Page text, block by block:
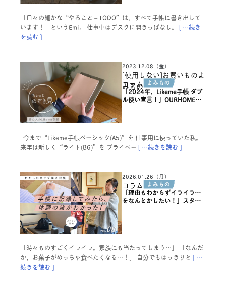
「日々の細かな“やること＝TODO”は、すべて手帳に書き出して
います！」というEmi。 仕事中はデスクに開きっぱなし。 [ …続き
を読む ]
2023.12.08（金）
[使用しない]お買いものよ
みもの
コラム
「2024年、Likeme手帳 ダブ
ル使い宣言！」OURHOME
今まで“Likeme手帳ベーシック(A5)”を 仕事用に使っていた私。
来年は新しく“ライト(B6)”を プライベー [ …続きを読む ]
2026.01.26（月）
コラム
「理由もわからずイライラ…
をなんとかしたい！」スタッ
「時々ものすごくイライラ。家族にも当たってしまう…」 「なんだ
か、お菓子がめっちゃ食べたくなる…！」 自分でもはっきりと [ …
続きを読む ]